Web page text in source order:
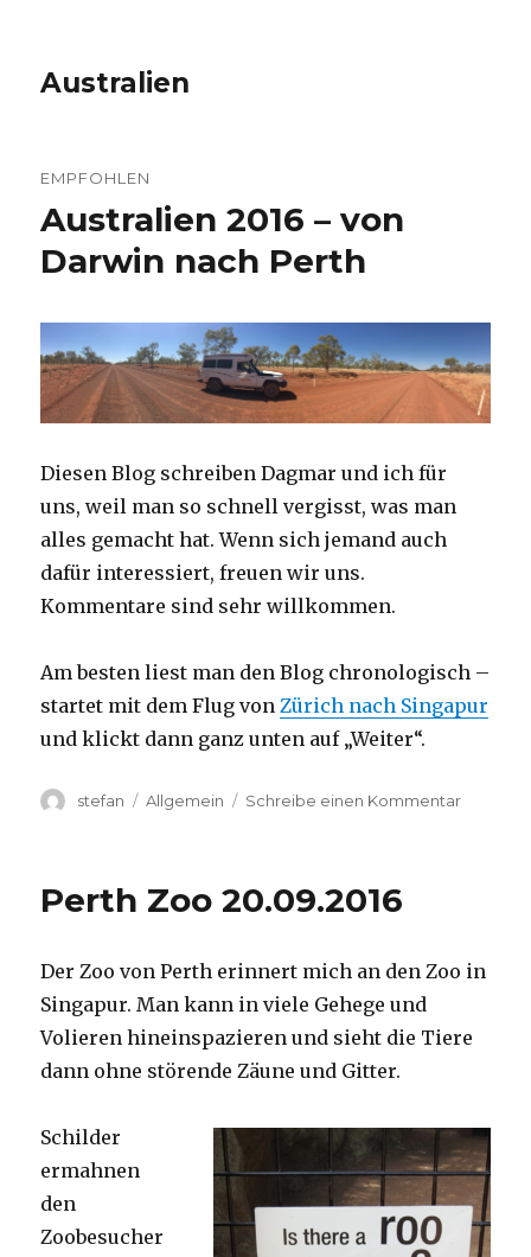
Australien
EMPFOHLEN
Australien 2016 – von
Darwin nach Perth
Diesen Blog schreiben Dagmar und ich für
uns, weil man so schnell vergisst, was man
alles gemacht hat. Wenn sich jemand auch
dafür interessiert, freuen wir uns.
Kommentare sind sehr willkommen.
Am besten liest man den Blog chronologisch –
startet mit dem Flug vonZürich nach Singapur
und klickt dann ganz unten auf „Weiter“.
Autor
stefan Kategorien
Allgemein Schreibe einen Kommentarzu
Perth
Perth Zoo 20.09.2016
Der Zoo von Perth erinnert mich an den Zoo in
Singapur. Man kann in viele Gehege und
Volieren hineinspazieren und sieht die Tiere
dann ohne störende Zäune und Gitter.
Schilder
ermahnen
den
Zoobesucher